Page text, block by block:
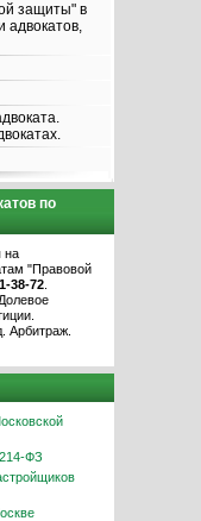
защиты" в
адвокатов,
по
на
"Правовой
38-72
ФЗ